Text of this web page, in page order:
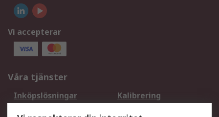
Vi accepterar
Våra tjänster
Inköpslösningar
Kalibrering